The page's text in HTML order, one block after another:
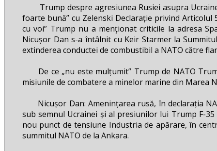
Trump despre agresiunea Rusiei asupra
foarte bună” cu Zelenski Declarație privind
cu voi” Trump nu a menţionat criticile la adresa
Nicușor Dan s-a întâlnit cu Keir Starmer la
extinderea conductei de combustibil a NATO către
De ce „nu este mulțumit” Trump de NATO
misiunile de combatere a minelor marine din Marea
Nicușor Dan: Amenințarea rusă, în declarația
sub semnul Ucrainei și al presiunilor lui Trump F-
nou punct de tensiune Industria de apărare, în
summitul NATO de la Ankara.